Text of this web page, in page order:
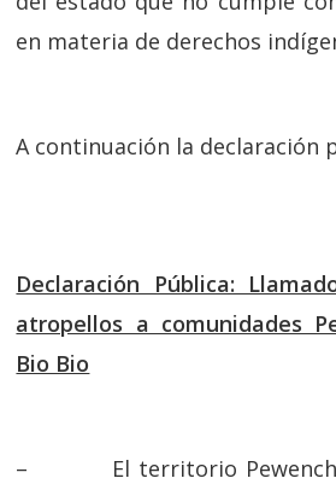
en materia de derechos
A continuación la declaración
Declaración Pública:
atropellos a comunidades
Bio Bio
– El territorio Pewenche